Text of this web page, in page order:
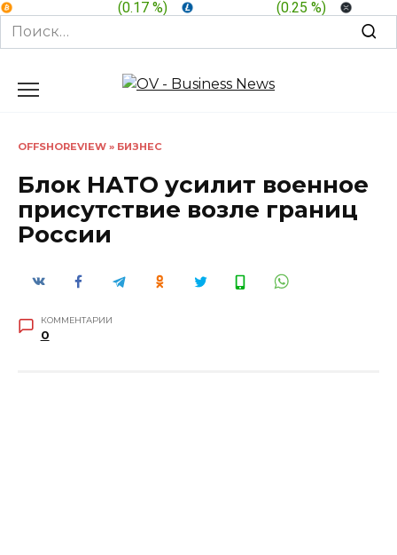
(0.17 %) (0.25 %)
Search
for:
OFFSHOREVIEW » БИЗНЕС
Блок НАТО усилит военное
присутствие возле границ
России
КОММЕНТАРИИ
0